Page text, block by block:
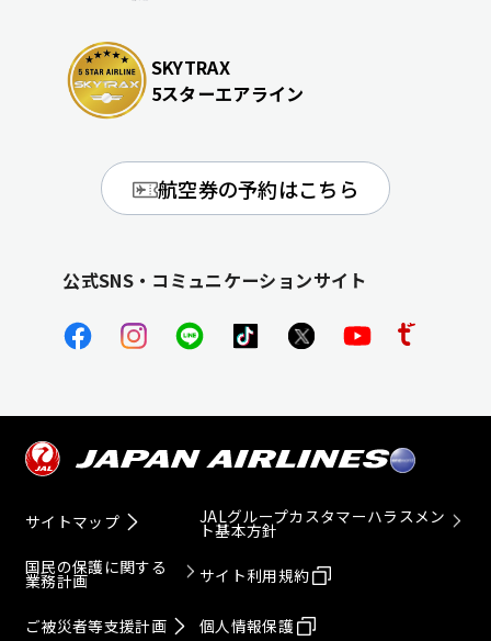
SKYTRAX
5スターエアライン
航空券の予約はこちら
公式SNS・コミュニケーションサイト
サイトマップ
国民の保護に関する
業務計画
ご被災者等支援計画
JALグループカスタマーハラスメン
ト基本方針
サイト利用規約
個人情報保護